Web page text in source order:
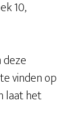
10,
vinden op
laat het